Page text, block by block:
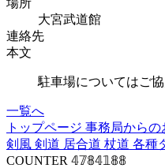
場所
大宮武道館
連絡先
本文
駐車場についてはご協
一覧へ
トップページ 事務局からの
剣風 剣道 居合道 杖道 各種
COUNTER 𝟜𝟟𝟠𝟜𝟙𝟠𝟠